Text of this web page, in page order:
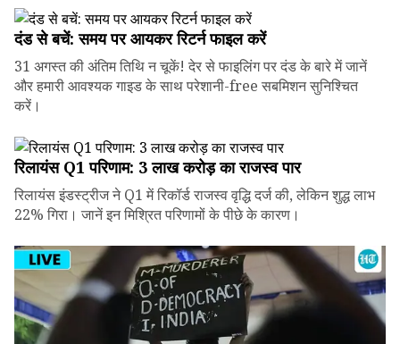
दंड से बचें: समय पर आयकर रिटर्न फाइल करें
31 अगस्त की अंतिम तिथि न चूकें! देर से फाइलिंग पर दंड के बारे में जानें
और हमारी आवश्यक गाइड के साथ परेशानी-free सबमिशन सुनिश्चित
करें।
रिलायंस Q1 परिणाम: ₹3 लाख करोड़ का राजस्व पार
रिलायंस इंडस्ट्रीज ने Q1 में रिकॉर्ड राजस्व वृद्धि दर्ज की, लेकिन शुद्ध लाभ
22% गिरा। जानें इन मिश्रित परिणामों के पीछे के कारण।